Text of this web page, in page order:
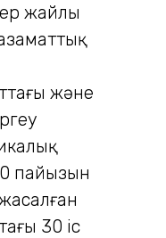
жайлы
және
пайызын
30 іс